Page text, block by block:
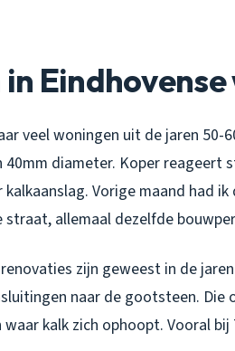
Eindhovense
veel woningen uit de jaren 50-
diameter. Koper reageert
Vorige maand had
allemaal dezelfde
zijn geweest in de
naar de gootsteen. Die
kalk zich ophoopt. Vooral bij